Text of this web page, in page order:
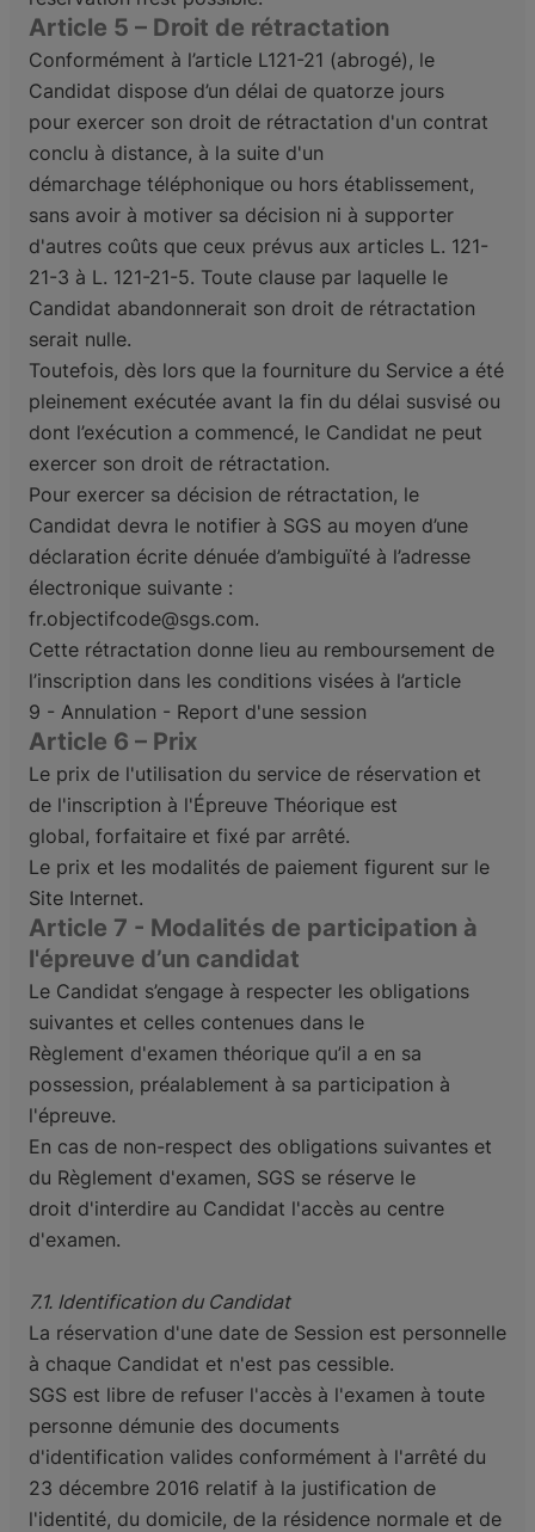
Article 5 – Droit de rétractation
Conformément à l’article L121-21 (abrogé), le
Candidat dispose d’un délai de quatorze jours
pour exercer son droit de rétractation d'un contrat
conclu à distance, à la suite d'un
démarchage téléphonique ou hors établissement,
sans avoir à motiver sa décision ni à supporter
d'autres coûts que ceux prévus aux articles L. 121-
21-3 à L. 121-21-5. Toute clause par laquelle le
Candidat abandonnerait son droit de rétractation
serait nulle.
Toutefois, dès lors que la fourniture du Service a été
pleinement exécutée avant la fin du délai susvisé ou
dont l’exécution a commencé, le Candidat ne peut
exercer son droit de rétractation.
Pour exercer sa décision de rétractation, le
Candidat devra le notifier à SGS au moyen d’une
déclaration écrite dénuée d’ambiguïté à l’adresse
électronique suivante :
fr.objectifcode@sgs.com.
Cette rétractation donne lieu au remboursement de
l’inscription dans les conditions visées à l’article
9 - Annulation - Report d'une session
Article 6 – Prix
Le prix de l'utilisation du service de réservation et
de l'inscription à l'Épreuve Théorique est
global, forfaitaire et fixé par arrêté.
Le prix et les modalités de paiement figurent sur le
Site Internet.
Article 7 - Modalités de participation à
l'épreuve d’un candidat
Le Candidat s’engage à respecter les obligations
suivantes et celles contenues dans le
Règlement d'examen théorique qu’il a en sa
possession, préalablement à sa participation à
l'épreuve.
En cas de non-respect des obligations suivantes et
du Règlement d'examen, SGS se réserve le
droit d'interdire au Candidat l'accès au centre
d'examen.
7.1. Identification du Candidat
La réservation d'une date de Session est personnelle
à chaque Candidat et n'est pas cessible.
SGS est libre de refuser l'accès à l'examen à toute
personne démunie des documents
d'identification valides conformément à l'arrêté du
23 décembre 2016 relatif à la justification de
l'identité, du domicile, de la résidence normale et de